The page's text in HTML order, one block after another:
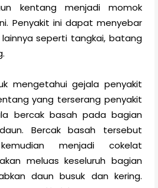
kentang menjadi momok
Penyakit ini dapat menyebar
seperti tangkai, batang
mengetahui gejala penyakit
yang terserang penyakit
bercak basah pada bagian
Bercak basah tersebut
menjadi cokelat
meluas keseluruh bagian
daun busuk dan kering.